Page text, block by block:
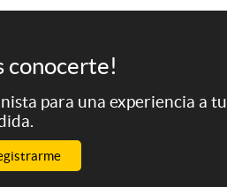
conocerte!
para una experiencia a tu